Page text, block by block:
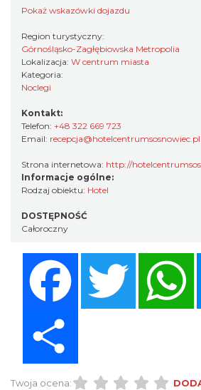
Pokaż wskazówki dojazdu
Region turystyczny:
Górnośląsko-Zagłębiowska Metropolia
Lokalizacja: W centrum miasta
Kategoria:
Noclegi
Kontakt:
Telefon: +48 322 669 723
Email: recepcja@hotelcentrumsosnowiec.pl
Strona internetowa: http://
Informacje ogólne:
Rodzaj obiektu: Hotel
DOSTĘPNOŚĆ
Całoroczny
Twitter
Twoja ocena: